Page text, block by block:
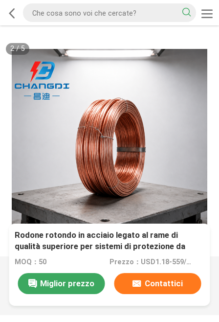
2/5
Rodone rotondo in acciaio legato al rame di
qualità superiore per sistemi di protezione da
fulmini
MOQ：50 Prezzo：USD1.18-559/PCS
Miglior prezzo Contattici